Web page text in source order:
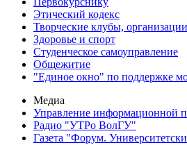
Этический кодекс
Творческие клубы, организации
Здоровье и спорт
Студенческое самоуправление
Общежитие
"Единое окно" по поддержке
Медиа
Управление информационной
Радио "УТРо ВолГУ"
Газета "Форум.